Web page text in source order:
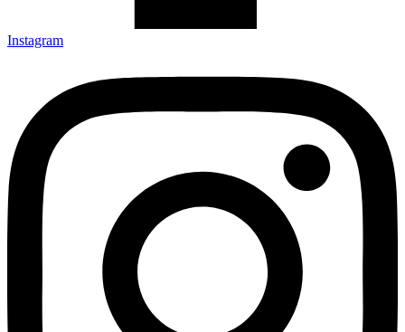
Instagram